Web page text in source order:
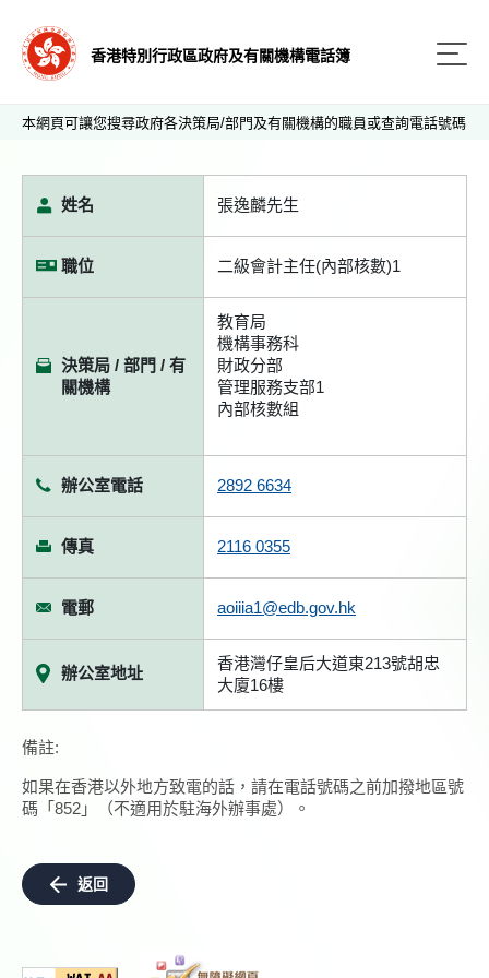
香港特別行政區政府及有關機構電話簿
本網頁可讓您搜尋政府各決策局/部門及有關機構的職員或查詢電話號碼
姓名 張逸麟先生
職位 二級會計主任(內部核數)1
決策局 / 部門 / 有
關機構
教育局
機構事務科
財政分部
管理服務支部1
內部核數組
辦公室電話 2892 6634
傳真 2116 0355
電郵 aoiiia1@edb.gov.hk
辦公室地址
香港灣仔皇后大道東213號胡忠
大廈16樓
備註:
如果在香港以外地方致電的話，請在電話號碼之前加撥地區號
碼「852」（不適用於駐海外辦事處）。
返回